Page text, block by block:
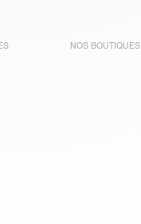
NOS BOUTIQUES